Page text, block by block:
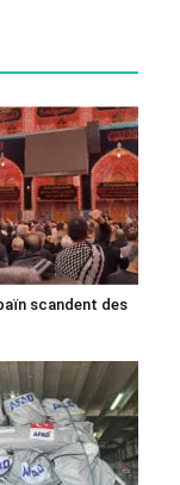
scandent des